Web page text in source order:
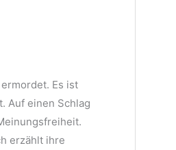
Es ist
Auf einen Schlag
erzählt ihre